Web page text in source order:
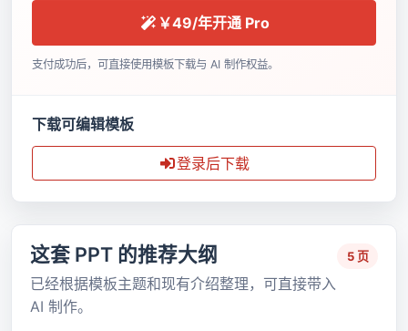
￥49/年开通 Pro
支付成功后，可直接使用模板下载与 AI 制作权益。
下载可编辑模板
登录后下载
这套 PPT 的推荐大纲
已经根据模板主题和现有介绍整理，可直接带入
AI 制作。
5 页